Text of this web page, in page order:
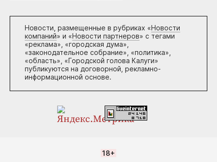
Новости, размещенные в рубриках «Новости
компаний» и «Новости партнеров» с тегами
«реклама», «городская дума»,
«законодательное собрание», «политика»,
«область», «Городской голова Калуги»
публикуются на договорной, рекламно-
информационной основе.
18+